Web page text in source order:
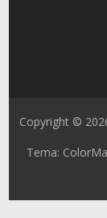
Copyright ©
Tema: